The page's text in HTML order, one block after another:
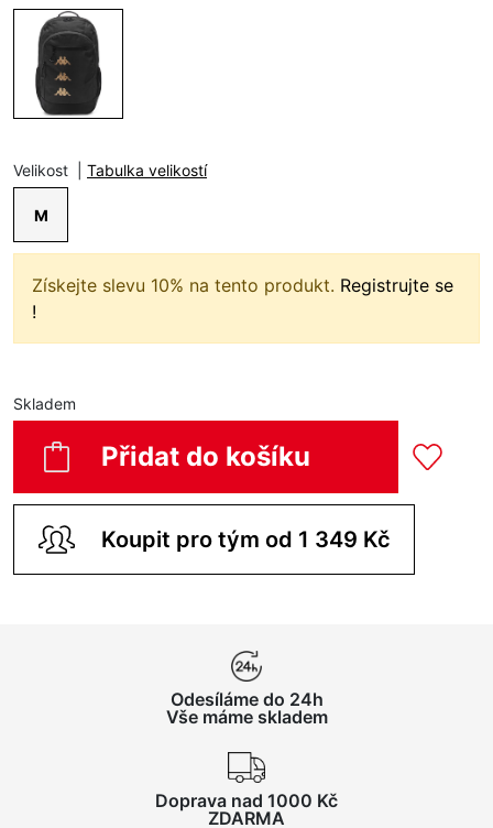
Velikost Tabulka velikostí
M
Získejte slevu 10% na tento produkt. Registrujte se
!
Skladem
Přidat do košíku
Koupit pro tým od 1 349 Kč
Odesíláme do 24h
Vše máme skladem
Doprava nad 1000 Kč
ZDARMA